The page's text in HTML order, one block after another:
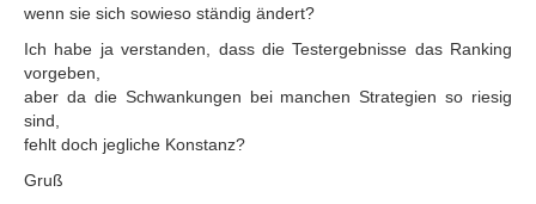
wenn sie sich sowieso ständig ändert?
Ich habe ja verstanden, dass die Testergebnisse das Ranking
vorgeben,
aber da die Schwankungen bei manchen Strategien so riesig
sind,
fehlt doch jegliche Konstanz?
Gruß